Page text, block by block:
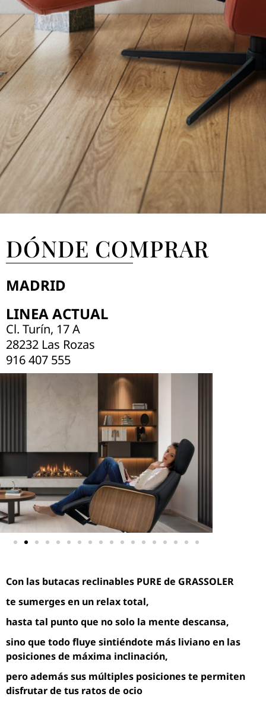
DÓNDE COMPRAR
MADRID
LINEA ACTUAL
Cl. Turín, 17 A
28232 Las Rozas
916 407 555
Con las butacas reclinables PURE de GRASSOLER
te sumerges en un relax total,
hasta tal punto que no solo la mente descansa,
sino que todo fluye sintiéndote más liviano en las
posiciones de máxima inclinación,
pero además sus múltiples posiciones te permiten
disfrutar de tus ratos de ocio